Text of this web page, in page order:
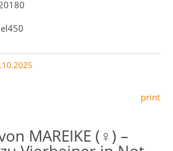
print
MAREIKE (♀) –